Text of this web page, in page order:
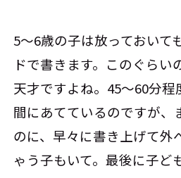
5～6歳の子は放っておいて
ドで書きます。このぐらい
天才ですよね。45～60分
間にあてているのですが、
のに、早々に書き上げて外
ゃう子もいて。最後に子ど